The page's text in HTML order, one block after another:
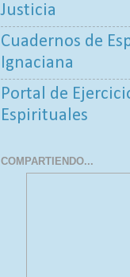
Justicia
Cuadernos de
Ignaciana
Portal de
Espirituales
COMPARTIENDO...